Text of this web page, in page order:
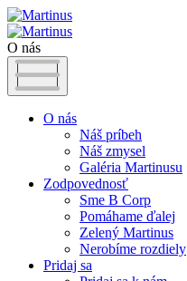
O nás
O nás
Náš príbeh
Náš zmysel
Galéria Martinusu
Zodpovednosť
Sme B Corp
Pomáhame ďalej
Zelený Martinus
Nerobíme rozdiely
Pridaj sa